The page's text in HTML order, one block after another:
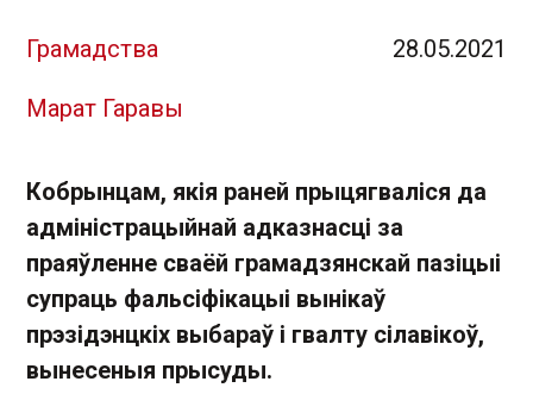
Грамадства 28.05.2021
Марат Гаравы
Кобрынцам, якія раней прыцягваліся да
адміністрацыйнай адказнасці за
праяўленне сваёй грамадзянскай пазіцыі
супраць фальсіфікацыі вынікаў
прэзідэнцкіх выбараў і гвалту сілавікоў,
вынесеныя прысуды.